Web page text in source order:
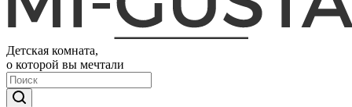
Детская комната,
о которой вы мечтали